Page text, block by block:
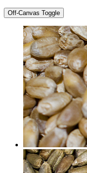
Off-Canvas Toggle